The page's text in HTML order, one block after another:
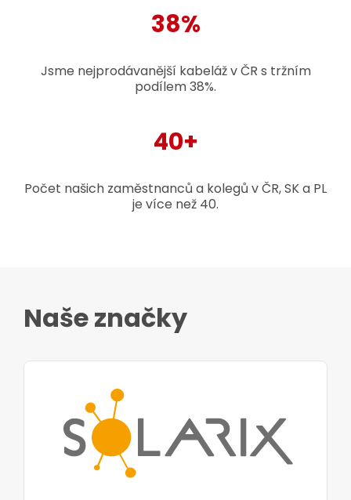
38%
Jsme nejprodávanější kabeláž v ČR s tržním
podílem 38%.
40+
Počet našich zaměstnanců a kolegů v ČR, SK a PL
je více než 40.
Naše značky